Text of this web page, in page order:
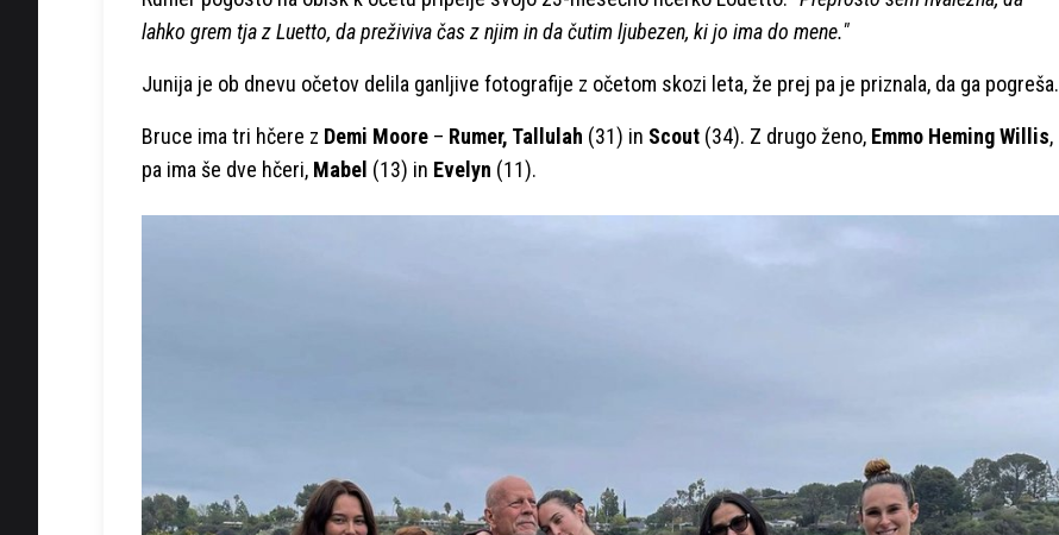
lahko grem tja z Luetto, da preživiva čas z njim in da čutim ljubezen, ki jo ima do mene."
Junija je ob dnevu očetov delila ganljive fotografije z očetom skozi leta, že prej pa je priznala, da ga pogreša.
Bruce ima tri hčere z Demi Moore – Rumer, Tallulah (31) in Scout (34). Z drugo ženo, Emmo Heming Willis,
pa ima še dve hčeri, Mabel (13) in Evelyn (11).